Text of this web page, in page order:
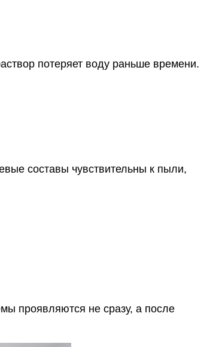
потеряет воду раньше времени.
составы чувствительны к пыли,
проявляются не сразу, а после